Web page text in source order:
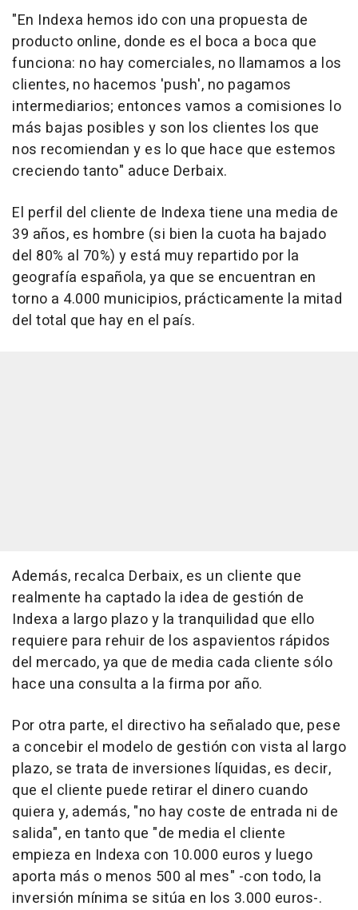
"En Indexa hemos ido con una propuesta de
producto online, donde es el boca a boca que
funciona: no hay comerciales, no llamamos a los
clientes, no hacemos 'push', no pagamos
intermediarios; entonces vamos a comisiones lo
más bajas posibles y son los clientes los que
nos recomiendan y es lo que hace que estemos
creciendo tanto" aduce Derbaix.
El perfil del cliente de Indexa tiene una media de
39 años, es hombre (si bien la cuota ha bajado
del 80% al 70%) y está muy repartido por la
geografía española, ya que se encuentran en
torno a 4.000 municipios, prácticamente la mitad
del total que hay en el país.
Además, recalca Derbaix, es un cliente que
realmente ha captado la idea de gestión de
Indexa a largo plazo y la tranquilidad que ello
requiere para rehuir de los aspavientos rápidos
del mercado, ya que de media cada cliente sólo
hace una consulta a la firma por año.
Por otra parte, el directivo ha señalado que, pese
a concebir el modelo de gestión con vista al largo
plazo, se trata de inversiones líquidas, es decir,
que el cliente puede retirar el dinero cuando
quiera y, además, "no hay coste de entrada ni de
salida", en tanto que "de media el cliente
empieza en Indexa con 10.000 euros y luego
aporta más o menos 500 al mes" -con todo, la
inversión mínima se sitúa en los 3.000 euros-.